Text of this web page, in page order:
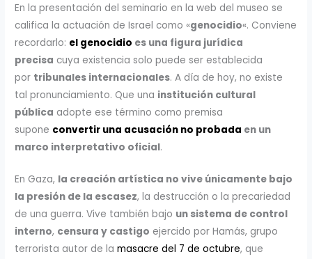
En la presentación del seminario en la web del museo se
califica la actuación de Israel como «genocidio«. Conviene
recordarlo: el genocidio es una figura jurídica
precisa cuya existencia solo puede ser establecida
por tribunales internacionales. A día de hoy, no existe
tal pronunciamiento. Que una institución cultural
pública adopte ese término como premisa
supone convertir una acusación no probada en un
marco interpretativo oficial.
En Gaza, la creación artística no vive únicamente bajo
la presión de la escasez, la destrucción o la precariedad
de una guerra. Vive también bajo un sistema de control
interno, censura y castigo ejercido por Hamás, grupo
terrorista autor de lamasacre del 7 de octubre, que